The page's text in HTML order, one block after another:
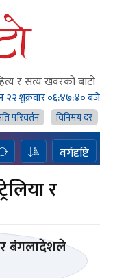
र सत्य खवरको बाटाे
२२ शुक्रवार०६:४७:४० बजे
परिवर्तन विनिमय दर
वर्गदृष्टि
र